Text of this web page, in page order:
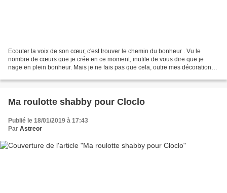
Ecouter la voix de son cœur, c'est trouver le chemin du bonheur . Vu le
nombre de cœurs que je crée en ce moment, inutile de vous dire que je
nage en plein bonheur. Mais je ne fais pas que cela, outre mes décorations
Ma roulotte shabby pour Cloclo
Publié le 18/01/2019 à 17:43
Par Astreor